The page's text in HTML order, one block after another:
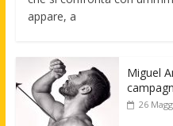
appare, a
Miguel
26